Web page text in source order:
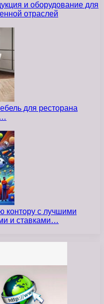
и оборудование для
отраслей
для ресторана
контору с лучшими
и ставками…